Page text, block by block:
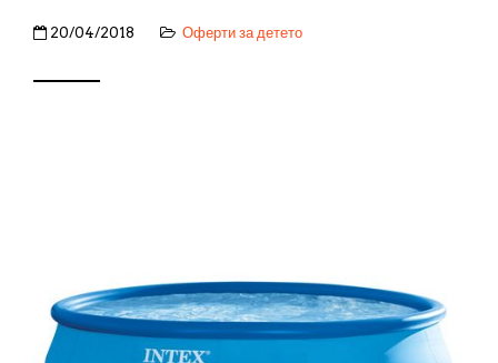
20/04/2018 Оферти за детето